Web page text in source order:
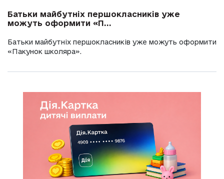
Батьки майбутніх першокласників уже
можуть оформити «П...
Батьки майбутніх першокласників уже можуть оформити
«Пакунок школяра».